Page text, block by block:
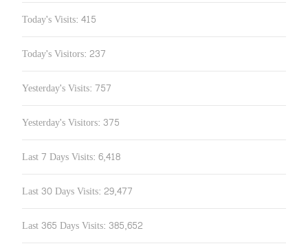
Today's Visits: 415
Today's Visitors: 237
Yesterday's Visits: 757
Yesterday's Visitors: 375
Last 7 Days Visits: 6,418
Last 30 Days Visits: 29,477
Last 365 Days Visits: 385,652